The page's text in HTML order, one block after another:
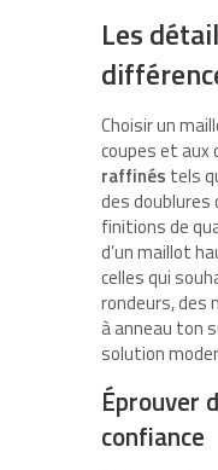
Les
Choisir un
coupes et aux
raffinés tels
des doublures
finitions de
d’un maillot
celles qui
rondeurs, des
à anneau ton
solution
Éprouver
confiance